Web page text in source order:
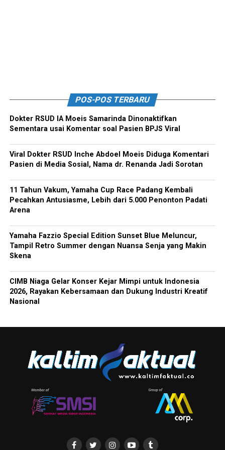
POS-POS TERBARU
Dokter RSUD IA Moeis Samarinda Dinonaktifkan
Sementara usai Komentar soal Pasien BPJS Viral
Viral Dokter RSUD Inche Abdoel Moeis Diduga Komentari
Pasien di Media Sosial, Nama dr. Renanda Jadi Sorotan
11 Tahun Vakum, Yamaha Cup Race Padang Kembali
Pecahkan Antusiasme, Lebih dari 5.000 Penonton Padati
Arena
Yamaha Fazzio Special Edition Sunset Blue Meluncur,
Tampil Retro Summer dengan Nuansa Senja yang Makin
Skena
CIMB Niaga Gelar Konser Kejar Mimpi untuk Indonesia
2026, Rayakan Kebersamaan dan Dukung Industri Kreatif
Nasional